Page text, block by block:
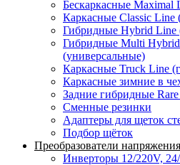
Бескаркасные Maximal
Каркасные Classic Line
Гибридные Hybrid Line
Гибридные Multi Hybrid
(универсальные)
Каркасные Truck Line
Каркасные зимние в
Задние гибридные
Сменные резинки
Адаптеры для щеток
Подбор щёток
Преобразователи напряжения
Инверторы 12/220V,